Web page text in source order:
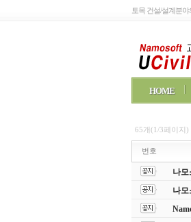
토목 건설/설계분
HOME
65개(1/3페이지)
번호
나
나